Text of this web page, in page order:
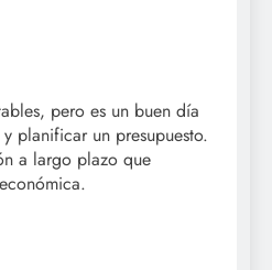
pero es un buen día
planificar un presupuesto.
a largo plazo que